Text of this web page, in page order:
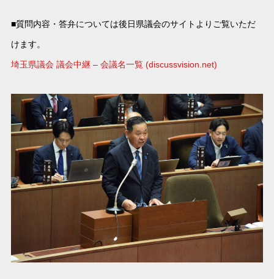
■質問内容・答弁については後日県議会のサイトよりご覧いただ
けます。
埼玉県議会 議会中継 – 会議名一覧 (discussvision.net)